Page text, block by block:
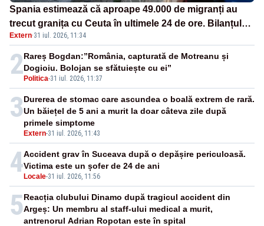
Spania estimează că aproape 49.000 de migranți au
trecut granița cu Ceuta în ultimele 24 de ore. Bilanțul
morților a ajuns la 19
Extern·31 iul. 2026, 11:34
2Politica-31 iul. 2026, 11:37
Rareș Bogdan:”România, capturată de Motreanu și
Dogioiu. Bolojan se sfătuiește cu ei”
3
Extern-31 iul. 2026, 11:43
Durerea de stomac care ascundea o boală extrem de rară.
Un băiețel de 5 ani a murit la doar câteva zile după
primele simptome
4Locale-31 iul. 2026, 11:56
Accident grav în Suceava după o depășire periculoasă.
Victima este un șofer de 24 de ani
5Reacția clubului Dinamo după tragicul accident din
Argeș: Un membru al staff-ului medical a murit,
antrenorul Adrian Ropotan este în spital